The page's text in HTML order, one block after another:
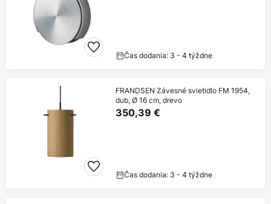
Čas dodania: 3 - 4 týždne
FRANDSEN Závesné svietidlo FM 1954,
dub, Ø 16 cm, drevo
350,39 €
Čas dodania: 3 - 4 týždne